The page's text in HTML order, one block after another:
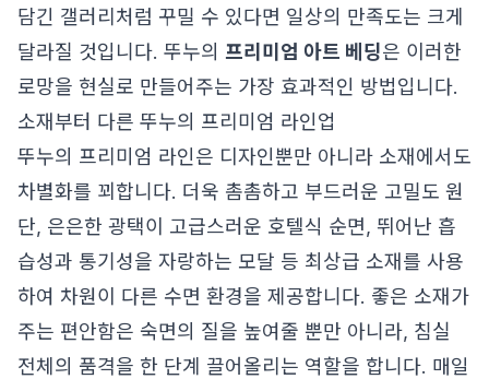
담긴 갤러리처럼 꾸밀 수 있다면 일상의 만족도는 크게
달라질 것입니다. 뚜누의 프리미엄 아트 베딩은 이러한
로망을 현실로 만들어주는 가장 효과적인 방법입니다.
소재부터 다른 뚜누의 프리미엄 라인업
뚜누의 프리미엄 라인은 디자인뿐만 아니라 소재에서도
차별화를 꾀합니다. 더욱 촘촘하고 부드러운 고밀도 원
단, 은은한 광택이 고급스러운 호텔식 순면, 뛰어난 흡
습성과 통기성을 자랑하는 모달 등 최상급 소재를 사용
하여 차원이 다른 수면 환경을 제공합니다. 좋은 소재가
주는 편안함은 숙면의 질을 높여줄 뿐만 아니라, 침실
전체의 품격을 한 단계 끌어올리는 역할을 합니다. 매일